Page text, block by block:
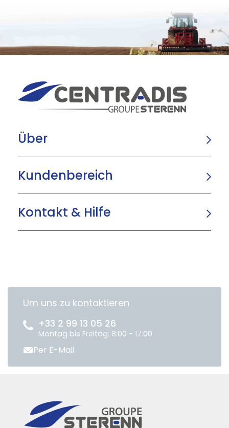
Über
Kundenbereich
Kontakt & Hilfe
Um uns zu kontaktieren
+33 2 99 13 05 26
Montag bis Freitag: 8:00 - 17:00
Per E-Mail